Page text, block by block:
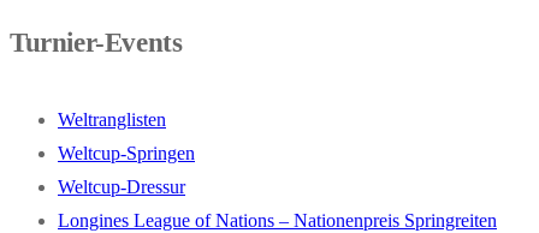
Turnier-Events
Weltranglisten
Weltcup-Springen
Weltcup-Dressur
Longines League of Nations – Nationenpreis Springreiten